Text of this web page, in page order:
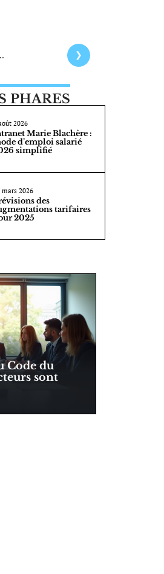
PHARES
2026
Marie Blachère :
d’emploi salarié
simplifié
mars 2026
des
tarifaires
2025
Code du
sont